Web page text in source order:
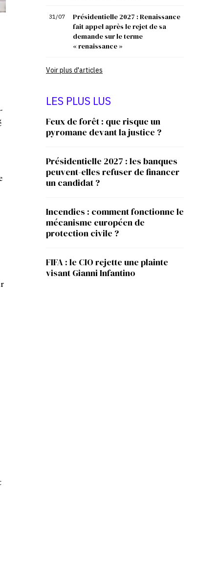
31/07
Présidentielle 2027 : Renaissance
fait appel après le rejet de sa
demande sur le terme
« renaissance »
Voir plus d'articles
LES PLUS LUS
Feux de forêt : que risque un
pyromane devant la justice ?
Présidentielle 2027 : les banques
peuvent-elles refuser de financer
un candidat ?
Incendies : comment fonctionne le
mécanisme européen de
protection civile ?
FIFA : le CIO rejette une plainte
visant Gianni Infantino